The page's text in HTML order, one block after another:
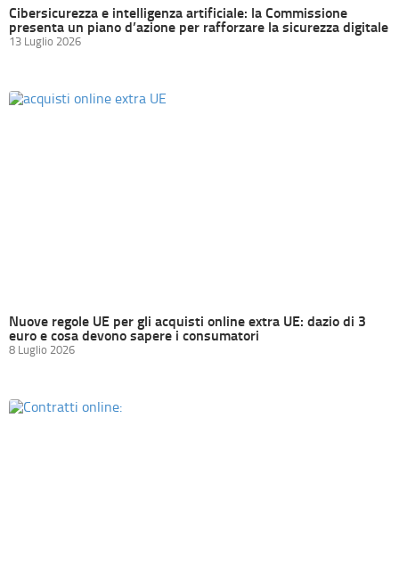
Cibersicurezza e intelligenza artificiale: la Commissione
presenta un piano d’azione per rafforzare la sicurezza digitale
13 Luglio 2026
Nuove regole UE per gli acquisti online extra UE: dazio di 3
euro e cosa devono sapere i consumatori
8 Luglio 2026